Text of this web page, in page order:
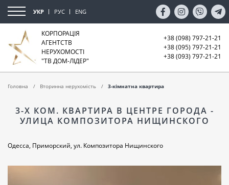
УКР РУС ENG
КОРПОРАЦІЯ
АГЕНТСТВ
НЕРУХОМОСТІ
"ТВ ДОМ-ЛІДЕР"
+38 (098) 797-21-21
+38 (095) 797-21-21
+38 (093) 797-21-21
Головна Вторинна нерухомість 3-кімнатна квартира
3-Х КОМ. КВАРТИРА В ЦЕНТРЕ ГОРОДА -
УЛИЦА КОМПОЗИТОРА НИЩИНСКОГО
Одесса, Приморский, ул. Композитора Нищинского